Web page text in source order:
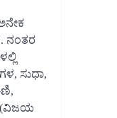
ನಂತರ
ಸುಧಾ,
(ವಿಜಯ